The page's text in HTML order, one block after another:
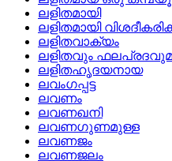
ലളിതമായി
ലളിതമായി
ലളിതവാക്യം
ലളിതവും
ലളിതഹൃദയനായ
ലവംഗപ്പട്ട
ലവണം
ലവണഖനി
ലവണഗുണമുള്ള
ലവണജം
ലവണജലം